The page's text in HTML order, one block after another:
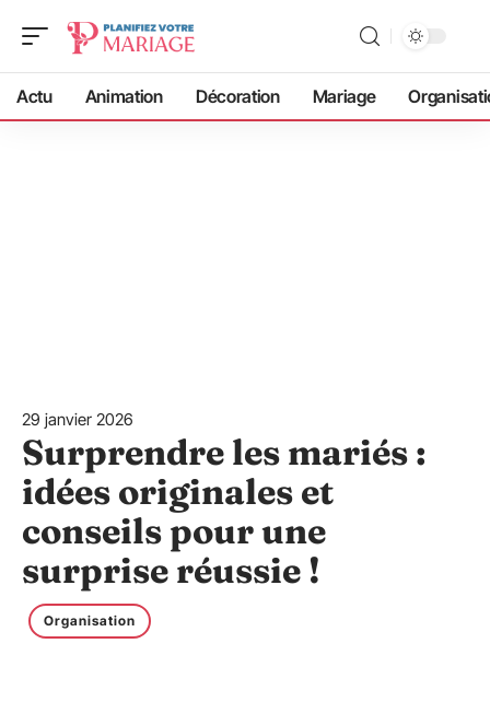
Actu Animation Décoration Mariage
29 janvier 2026
Surprendre les mariés :
idées originales et
conseils pour une
surprise réussie !
Organisation